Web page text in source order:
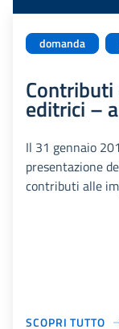
domanda
editrici –
Il 31 gennaio
presentazione
contributi alle
SCOPRI TUTTO